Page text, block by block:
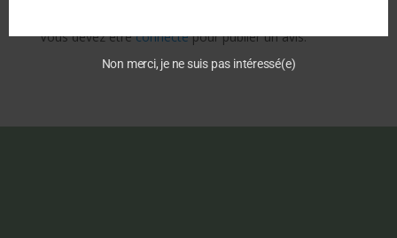
Vous devez êtreconnectépour publier un avis.
Non merci, je ne suis pas intéressé(e)